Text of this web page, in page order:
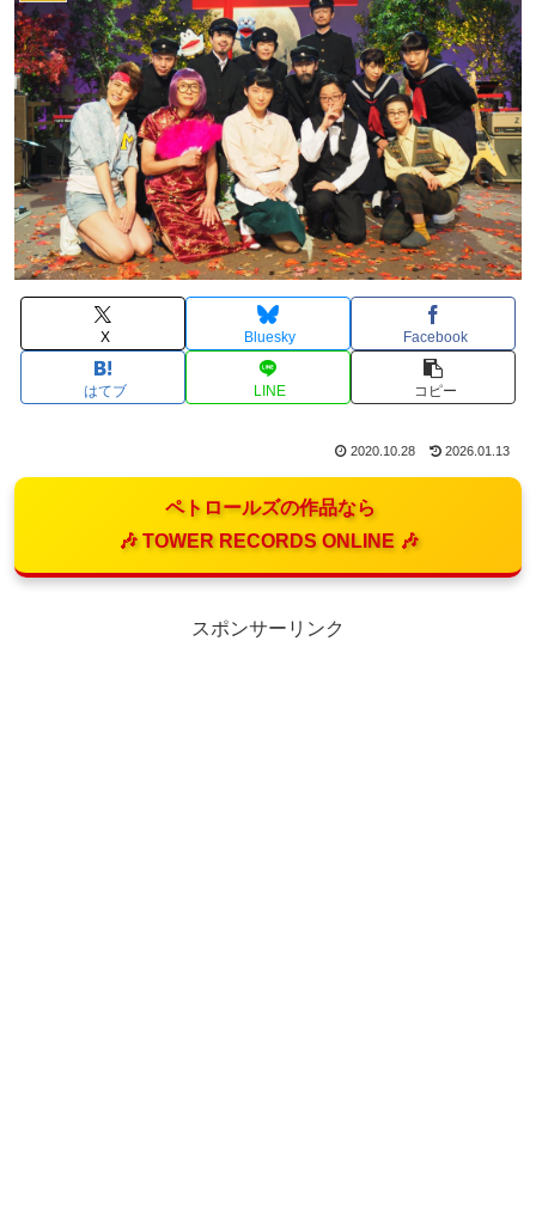
X Bluesky Facebook
はてブ LINE コピー
2020.10.28 2026.01.13
ペトロールズの作品なら
🎶 TOWER RECORDS ONLINE 🎶
スポンサーリンク